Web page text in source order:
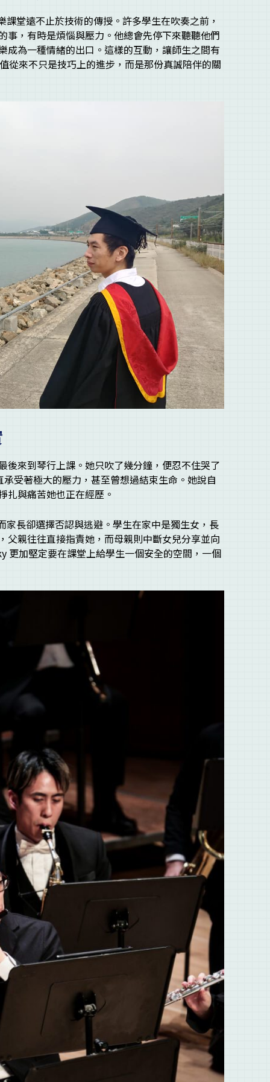
堂遠不止於技術的傳授。許多學生在吹奏之前，
事，有時是煩惱與壓力。他總會先停下來聽聽他們
成為一種情緒的出口。這樣的互動，讓師生之間有
從來不只是技巧上的進步，而是那份真誠陪伴的關
後來到琴行上課。她只吹了幾分鐘，便忍不住哭了
受著極大的壓力，甚至曾想過結束生命。她說自
扎與痛苦她也正在經歷。
長卻選擇否認與逃避。學生在家中是獨生女，長
父親往往直接指責她，而母親則中斷女兒分享並向
更加堅定要在課堂上給學生一個安全的空間，一個